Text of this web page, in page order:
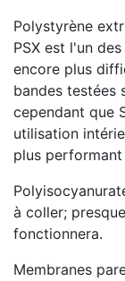
Polystyrène
PSX est l'un
encore plus
bandes testées
cependant que
utilisation
plus
à coller;
fonctionnera.
Membranes